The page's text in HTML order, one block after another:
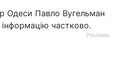
Одеси Павло Вугельман
частково.
Реклама